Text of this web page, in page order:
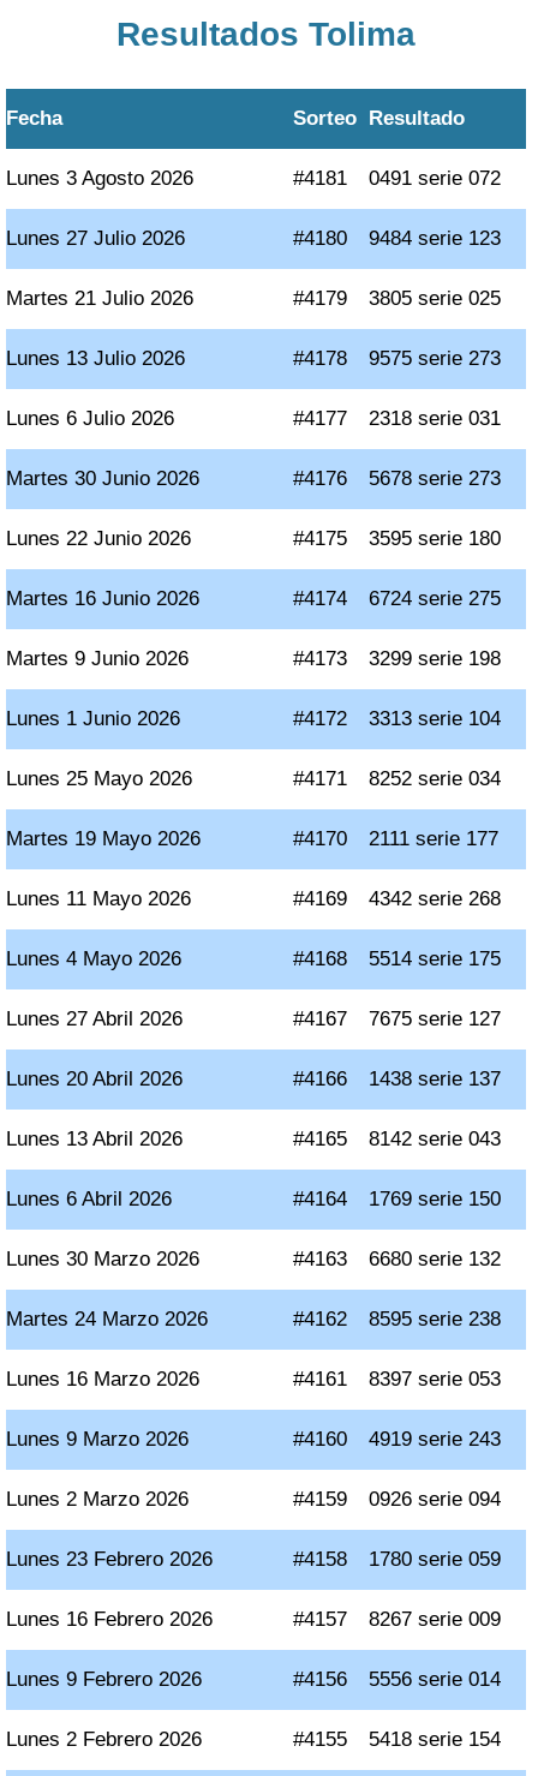
Resultados Tolima
Fecha Sorteo Resultado
Lunes 3 Agosto 2026 #4181 0491 serie 072
Lunes 27 Julio 2026 #4180 9484 serie 123
Martes 21 Julio 2026 #4179 3805 serie 025
Lunes 13 Julio 2026 #4178 9575 serie 273
Lunes 6 Julio 2026 #4177 2318 serie 031
Martes 30 Junio 2026 #4176 5678 serie 273
Lunes 22 Junio 2026 #4175 3595 serie 180
Martes 16 Junio 2026 #4174 6724 serie 275
Martes 9 Junio 2026 #4173 3299 serie 198
Lunes 1 Junio 2026 #4172 3313 serie 104
Lunes 25 Mayo 2026 #4171 8252 serie 034
Martes 19 Mayo 2026 #4170 2111 serie 177
Lunes 11 Mayo 2026 #4169 4342 serie 268
Lunes 4 Mayo 2026 #4168 5514 serie 175
Lunes 27 Abril 2026 #4167 7675 serie 127
Lunes 20 Abril 2026 #4166 1438 serie 137
Lunes 13 Abril 2026 #4165 8142 serie 043
Lunes 6 Abril 2026 #4164 1769 serie 150
Lunes 30 Marzo 2026 #4163 6680 serie 132
Martes 24 Marzo 2026 #4162 8595 serie 238
Lunes 16 Marzo 2026 #4161 8397 serie 053
Lunes 9 Marzo 2026 #4160 4919 serie 243
Lunes 2 Marzo 2026 #4159 0926 serie 094
Lunes 23 Febrero 2026 #4158 1780 serie 059
Lunes 16 Febrero 2026 #4157 8267 serie 009
Lunes 9 Febrero 2026 #4156 5556 serie 014
Lunes 2 Febrero 2026 #4155 5418 serie 154